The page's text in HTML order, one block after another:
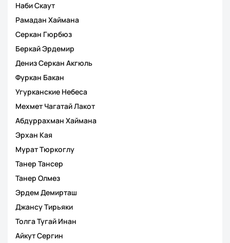
Наби Скаут
Рамадан Хаймана
Серкан Гюрбюз
Беркай Эрдемир
Дениз Серкан Акгюль
Фуркан Бакан
Угурканские Небеса
Мехмет Чагатай Лакот
Абдуррахман Хаймана
Эрхан Кая
Мурат Тюркоглу
Танер Тансер
Танер Олмез
Эрдем Демирташ
Джансу Тирьяки
Толга Тугай Инан
Айкут Сергин